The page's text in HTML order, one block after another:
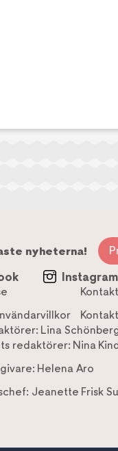
nyheterna!
Instagram
Lina
redaktörer: Nina
Helena Aro
Jeanette Frisk